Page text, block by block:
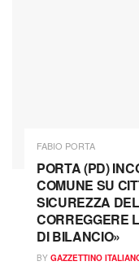
FABIO PORTA
PORTA (PD)
COMUNE SU
SICUREZZA
CORREGGERE
DI BILANCIO»
BY GAZZETTINO